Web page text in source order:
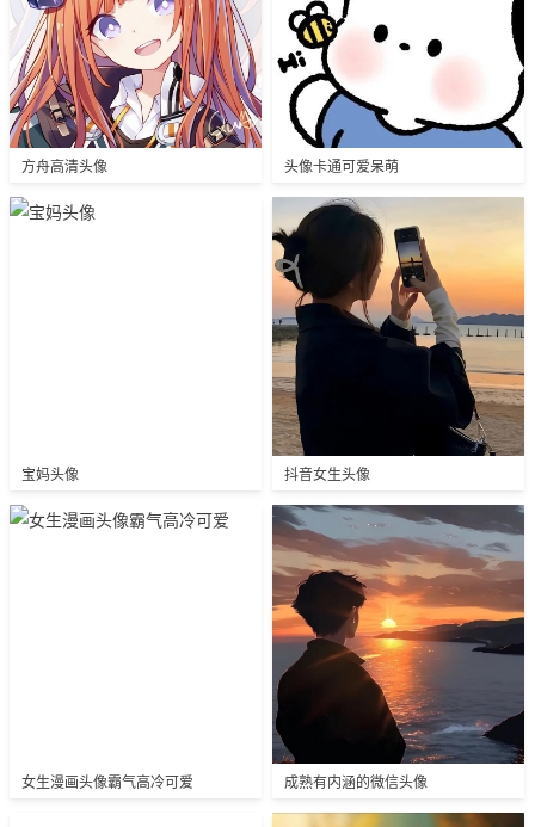
方舟高清头像 头像卡通可爱呆萌
宝妈头像 抖音女生头像
女生漫画头像霸气高冷可爱 成熟有内涵的微信头像